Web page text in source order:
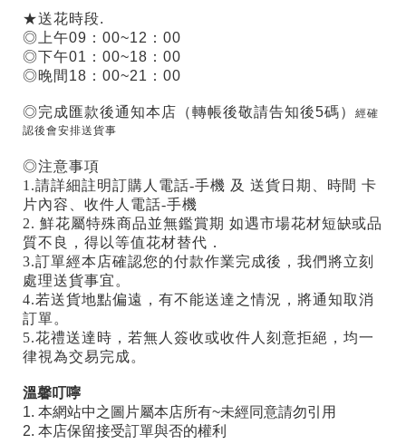
★送花時段.
◎上午09：00~12：00
◎下午01：00~18：00
◎晚間18：00~21：00
◎完成匯款後通知本店（轉帳後敬請告知後5碼）
經確
認後會安排送貨事
◎注意事項
1.請詳細註明訂購人電話-手機 及 送貨日期、時間 卡
片內容、收件人電話-手機
2. 鮮花屬特殊商品並無鑑賞期 如遇市場花材短缺或品
質不良，得以等值花材替代．
3.訂單經本店確認您的付款作業完成後，我們將立刻
處理送貨事宜。
4.若送貨地點偏遠，有不能送達之情況，將通知取消
訂單。
5.花禮送達時，若無人簽收或收件人刻意拒絕，均一
律視為交易完成。
溫馨叮嚀
1. 本網站中之圖片屬本店所有~未經同意請勿引用
2. 本店保留接受訂單與否的權利